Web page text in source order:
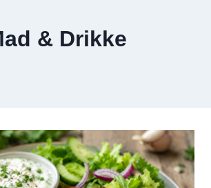
& Drikke